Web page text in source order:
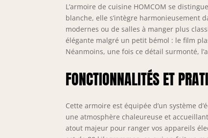
L’armoire de cuisine HOMCOM se
blanche, elle s’intègre harmonieusement
modernes ou de salles à manger plus
élégante malgré un petit bémol : le film
Néanmoins, une fois ce détail surmonté,
FONCTIONNALITÉS ET
Cette armoire est équipée d’un système
une atmosphère chaleureuse et
atout majeur pour ranger vos appareils